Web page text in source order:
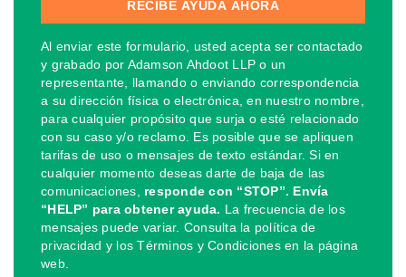
Al enviar este formulario, usted acepta ser contactado
y grabado por Adamson Ahdoot LLP o un
representante, llamando o enviando correspondencia
a su dirección física o electrónica, en nuestro nombre,
para cualquier propósito que surja o esté relacionado
con su caso y/o reclamo. Es posible que se apliquen
tarifas de uso o mensajes de texto estándar. Si en
cualquier momento deseas darte de baja de las
comunicaciones, responde con “STOP”. Envía
“HELP” para obtener ayuda. La frecuencia de los
mensajes puede variar. Consulta la política de
privacidad y los Términos y Condiciones en la página
web.